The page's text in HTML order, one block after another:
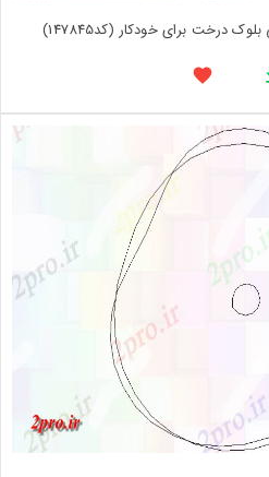
درخت برای خودکار (کد147845)